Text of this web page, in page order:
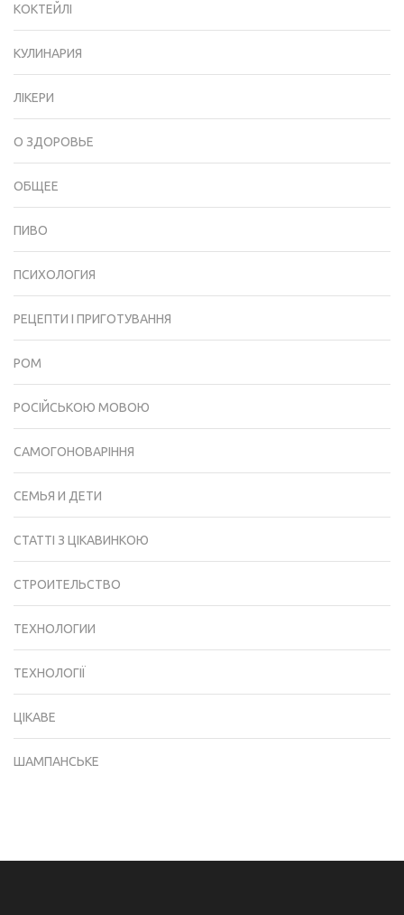
КОКТЕЙЛІ
КУЛИНАРИЯ
ЛІКЕРИ
О ЗДОРОВЬЕ
ОБЩЕЕ
ПИВО
ПСИХОЛОГИЯ
РЕЦЕПТИ І ПРИГОТУВАННЯ
РОМ
РОСІЙСЬКОЮ МОВОЮ
САМОГОНОВАРІННЯ
СЕМЬЯ И ДЕТИ
СТАТТІ З ЦІКАВИНКОЮ
СТРОИТЕЛЬСТВО
ТЕХНОЛОГИИ
ТЕХНОЛОГІЇ
ЦІКАВЕ
ШАМПАНСЬКЕ